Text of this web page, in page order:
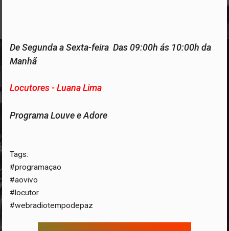
De Segunda a Sexta-feira Das 09:00h ás 10:00h da
Manhã
Locutores - Luana Lima
Programa Louve e Adore
Tags:
#programaçao
#aovivo
#locutor
#webradiotempodepaz